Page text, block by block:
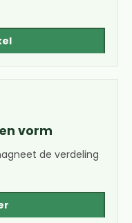
vorm
de verdeling